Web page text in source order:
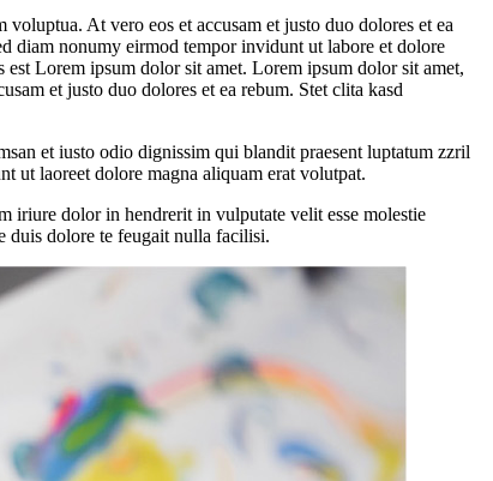
At vero eos et accusam et justo duo dolores et ea
diam nonumy eirmod tempor invidunt ut labore et dolore
est Lorem ipsum dolor sit amet. Lorem ipsum dolor sit amet,
et justo duo dolores et ea rebum. Stet clita kasd
et iusto odio dignissim qui blandit praesent luptatum zzril
ut laoreet dolore magna aliquam erat volutpat.
iriure dolor in hendrerit in vulputate velit esse molestie
duis dolore te feugait nulla facilisi.